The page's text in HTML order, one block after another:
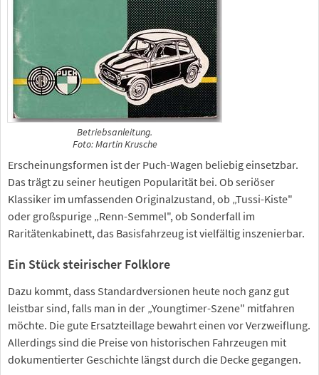
Betriebsanleitung.
Foto: Martin Krusche
Erscheinungsformen ist der Puch-Wagen beliebig einsetzbar.
Das trägt zu seiner heutigen Popularität bei. Ob seriöser
Klassiker im umfassenden Originalzustand, ob „Tussi-Kiste"
oder großspurige „Renn-Semmel", ob Sonderfall im
Raritätenkabinett, das Basisfahrzeug ist vielfältig inszenierbar.
Ein Stück steirischer Folklore
Dazu kommt, dass Standardversionen heute noch ganz gut
leistbar sind, falls man in der „Youngtimer-Szene" mitfahren
möchte. Die gute Ersatzteillage bewahrt einen vor Verzweiflung.
Allerdings sind die Preise von historischen Fahrzeugen mit
dokumentierter Geschichte längst durch die Decke gegangen.